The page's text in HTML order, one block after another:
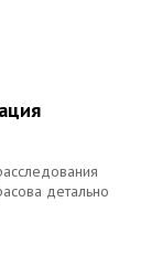
детально